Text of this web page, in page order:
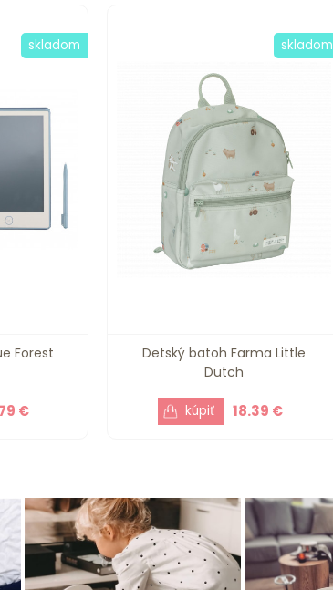
Forest
€
skladom
Detský batoh Farma Little
Dutch
18.39 €
skladom